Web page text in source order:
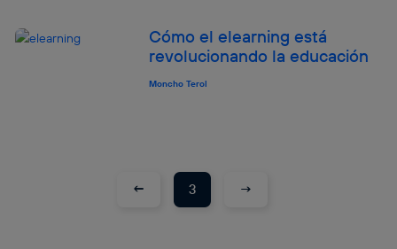
Cómo el elearning está
revolucionando la educación
Moncho Terol
← 3 →